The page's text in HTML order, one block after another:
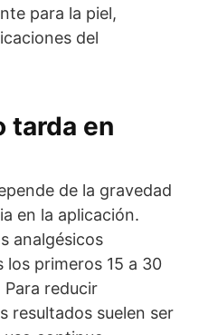
para la piel,
del
tarda en
de la gravedad
en la aplicación.
analgésicos
primeros 15 a 30
reducir
resultados suelen ser